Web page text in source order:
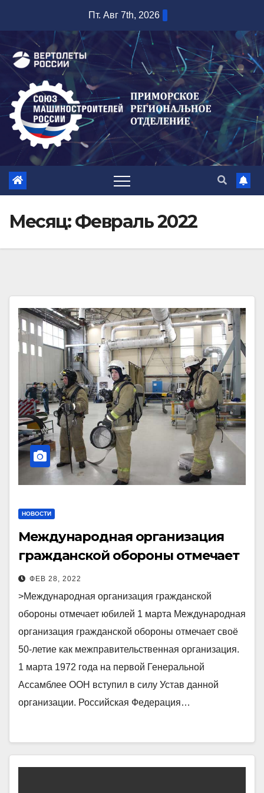
содержимому
Пт. Авг 7th, 2026
Месяц:Февраль 2022
НОВОСТИ
Международная организация
гражданской обороны отмечает
юбилей
ФЕВ 28, 2022
>Международная организация гражданской
обороны отмечает юбилей 1 марта Международная
организация гражданской обороны отмечает своё
50-летие как межправительственная организация.
1 марта 1972 года на первой Генеральной
Ассамблее ООН вступил в силу Устав данной
организации. Российская Федерация…